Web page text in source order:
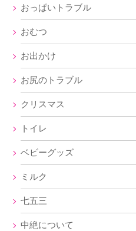
おっぱいトラブル
おむつ
お出かけ
お尻のトラブル
クリスマス
トイレ
ベビーグッズ
ミルク
七五三
中絶について